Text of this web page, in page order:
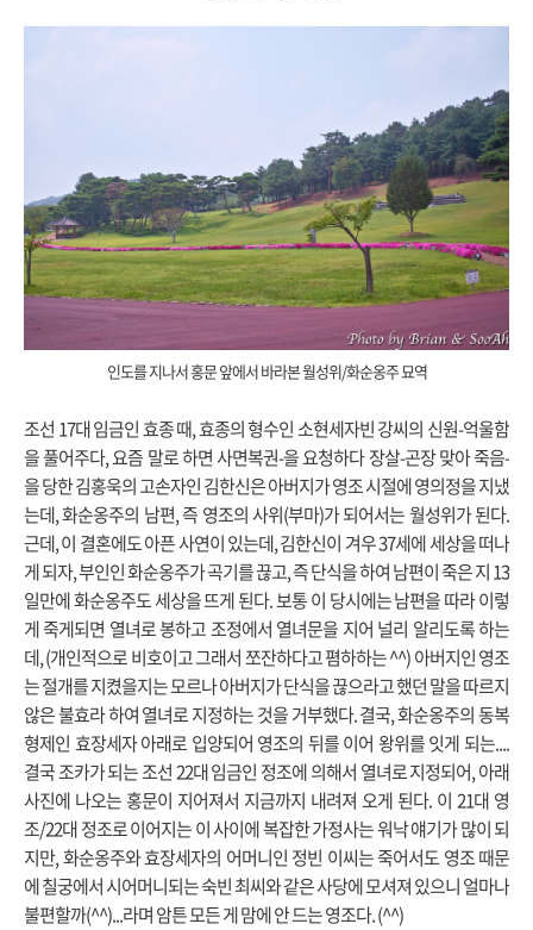
인도를 지나서 홍문 앞에서 바라본 월성위/화순옹주 묘역
조선 17대 임금인 효종 때, 효종의 형수인 소현세자빈 강씨의 신원-억울함
을 풀어주다, 요즘 말로 하면 사면복권-을 요청하다 장살-곤장 맞아 죽음-
을 당한 김홍욱의 고손자인 김한신은 아버지가 영조 시절에 영의정을 지냈
는데, 화순옹주의 남편, 즉 영조의 사위(부마)가 되어서는 월성위가 된다.
근데, 이 결혼에도 아픈 사연이 있는데, 김한신이 겨우 37세에 세상을 떠나
게 되자, 부인인 화순옹주가 곡기를 끊고, 즉 단식을 하여 남편이 죽은 지 13
일만에 화순옹주도 세상을 뜨게 된다. 보통 이 당시에는 남편을 따라 이렇
게 죽게되면 열녀로 봉하고 조정에서 열녀문을 지어 널리 알리도록 하는
데, (개인적으로 비호이고 그래서 쪼잔하다고 폄하하는 ^^) 아버지인 영조
는 절개를 지켰을지는 모르나 아버지가 단식을 끊으라고 했던 말을 따르지
않은 불효라 하여 열녀로 지정하는 것을 거부했다. 결국, 화순옹주의 동복
형제인 효장세자 아래로 입양되어 영조의 뒤를 이어 왕위를 잇게 되는....
결국 조카가 되는 조선 22대 임금인 정조에 의해서 열녀로 지정되어, 아래
사진에 나오는 홍문이 지어져서 지금까지 내려져 오게 된다. 이 21대 영
조/22대 정조로 이어지는 이 사이에 복잡한 가정사는 워낙 얘기가 많이 되
지만, 화순옹주와 효장세자의 어머니인 정빈 이씨는 죽어서도 영조 때문
에 칠궁에서 시어머니되는 숙빈 최씨와 같은 사당에 모셔져 있으니 얼마나
불편할까(^^)...라며 암튼 모든 게 맘에 안 드는 영조다. (^^)